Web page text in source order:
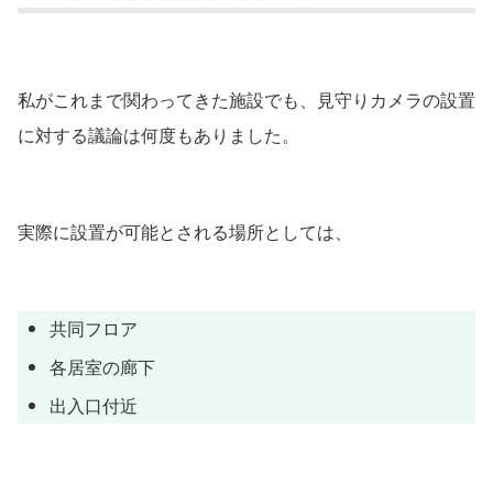
私がこれまで関わってきた施設でも、見守りカメラの設置
に対する議論は何度もありました。
実際に設置が可能とされる場所としては、
共同フロア
各居室の廊下
出入口付近